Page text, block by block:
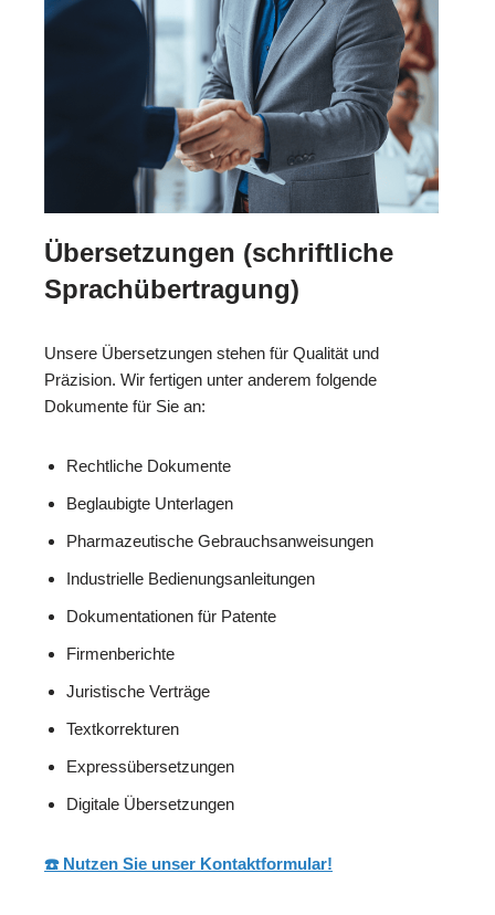
Übersetzungen (schriftliche
Sprachübertragung)
Unsere Übersetzungen stehen für Qualität und
Präzision. Wir fertigen unter anderem folgende
Dokumente für Sie an:
Rechtliche Dokumente
Beglaubigte Unterlagen
Pharmazeutische Gebrauchsanweisungen
Industrielle Bedienungsanleitungen
Dokumentationen für Patente
Firmenberichte
Juristische Verträge
Textkorrekturen
Expressübersetzungen
Digitale Übersetzungen
☎️ Nutzen Sie unser Kontaktformular!